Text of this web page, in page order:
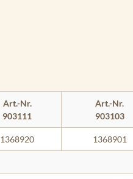
Art.-Nr.
903111
Art.-Nr.
903103
1368920 1368901